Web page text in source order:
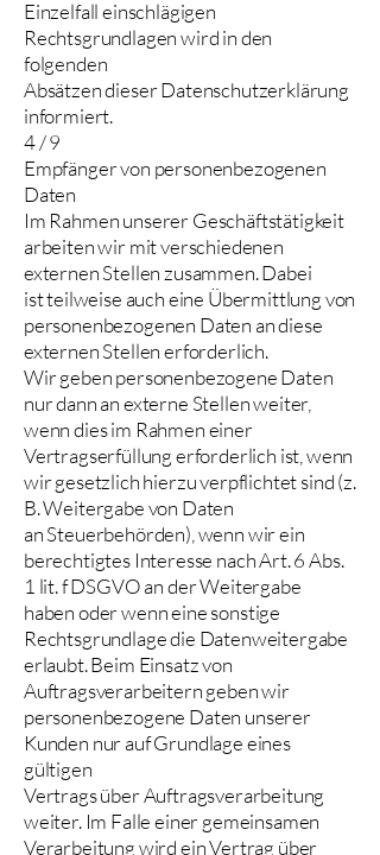
Einzelfall einschlägigen
Rechtsgrundlagen wird in den
folgenden
Absätzen dieser Datenschutzerklärung
informiert.
4 / 9
Empfänger von personenbezogenen
Daten
Im Rahmen unserer Geschäftstätigkeit
arbeiten wir mit verschiedenen
externen Stellen zusammen. Dabei
ist teilweise auch eine Übermittlung von
personenbezogenen Daten an diese
externen Stellen erforderlich.
Wir geben personenbezogene Daten
nur dann an externe Stellen weiter,
wenn dies im Rahmen einer
Vertragserfüllung erforderlich ist, wenn
wir gesetzlich hierzu verpflichtet sind (z.
B. Weitergabe von Daten
an Steuerbehörden), wenn wir ein
berechtigtes Interesse nach Art. 6 Abs.
1 lit. f DSGVO an der Weitergabe
haben oder wenn eine sonstige
Rechtsgrundlage die Datenweitergabe
erlaubt. Beim Einsatz von
Auftragsverarbeitern geben wir
personenbezogene Daten unserer
Kunden nur auf Grundlage eines
gültigen
Vertrags über Auftragsverarbeitung
weiter. Im Falle einer gemeinsamen
Verarbeitung wird ein Vertrag über